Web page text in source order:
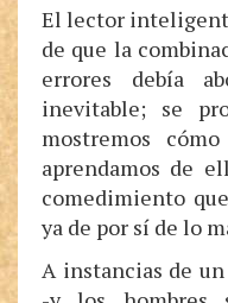
El lector
de que la
errores debía
inevitable; se
mostremos
aprendamos de
comedimiento
ya de por sí de lo
A instancias de